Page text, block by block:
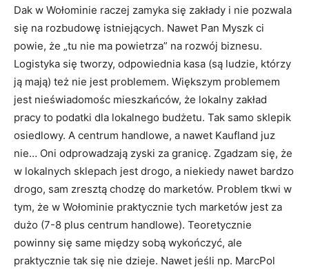
Dak w Wołominie raczej zamyka się zakłady i nie pozwala
się na rozbudowę istniejących. Nawet Pan Myszk ci
powie, że „tu nie ma powietrza” na rozwój biznesu.
Logistyka się tworzy, odpowiednia kasa (są ludzie, którzy
ją mają) też nie jest problemem. Większym problemem
jest nieświadomośc mieszkańców, że lokalny zakład
pracy to podatki dla lokalnego budżetu. Tak samo sklepik
osiedlowy. A centrum handlowe, a nawet Kaufland juz
nie… Oni odprowadzają zyski za granicę. Zgadzam się, że
w lokalnych sklepach jest drogo, a niekiedy nawet bardzo
drogo, sam zresztą chodzę do marketów. Problem tkwi w
tym, że w Wołominie praktycznie tych marketów jest za
dużo (7-8 plus centrum handlowe). Teoretycznie
powinny się same między sobą wykończyć, ale
praktycznie tak się nie dzieje. Nawet jeśli np. MarcPol